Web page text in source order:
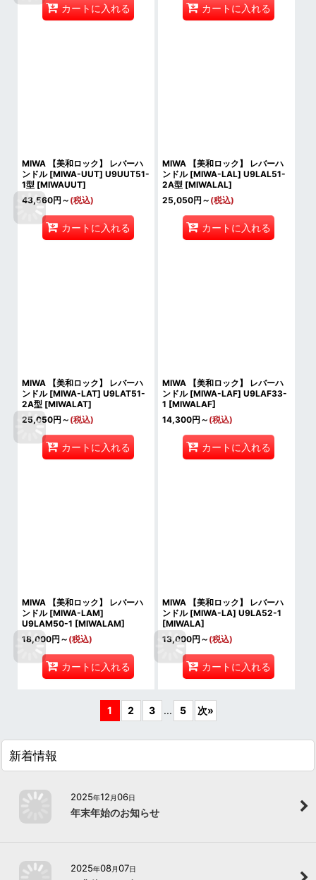
カートに入れる カートに入れる
MIWA 【美和ロック】 レバーハ
ンドル [MIWA-UUT] U9UUT51-
1型 [MIWAUUT]
43,560円 ～ (税込)
カートに入れる
MIWA 【美和ロック】 レバーハ
ンドル [MIWA-LAL] U9LAL51-
2A型 [MIWALAL]
25,050円 ～ (税込)
カートに入れる
MIWA 【美和ロック】 レバーハ
ンドル [MIWA-LAT] U9LAT51-
2A型 [MIWALAT]
25,050円 ～ (税込)
カートに入れる
MIWA 【美和ロック】 レバーハ
ンドル [MIWA-LAF] U9LAF33-
1 [MIWALAF]
14,300円 ～ (税込)
カートに入れる
MIWA 【美和ロック】 レバーハ
ンドル [MIWA-LAM]
U9LAM50-1 [MIWALAM]
18,000円 ～ (税込)
カートに入れる
MIWA 【美和ロック】 レバーハ
ンドル [MIWA-LA] U9LA52-1
[MIWALA]
13,000円 ～ (税込)
カートに入れる
1 2 3 ... 5 次»
新着情報
2025年12 月06日
年末年始のお知らせ